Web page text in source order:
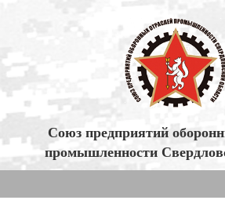
Союз предприятий
промышленности